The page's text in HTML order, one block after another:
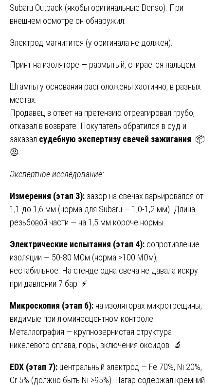
Subaru Outback (якобы оригинальные Denso). При
внешнем осмотре он обнаружил:
Электрод магнитится (у оригинала не должен).
Принт на изоляторе — размытый, стирается пальцем.
Штампы у основания расположены хаотично, в разных
местах.
Продавец в ответ на претензию отреагировал грубо,
отказал в возврате. Покупатель обратился в суд и
заказал судебную экспертизу свечей зажигания . 📦
😡
Экспертное исследование:
Измерения (этап 3): зазор на свечах варьировался от
1,1 до 1,6 мм (норма для Subaru — 1,0-1,2 мм). Длина
резьбовой части — на 1,5 мм короче нормы.
Электрические испытания (этап 4): сопротивление
изоляции — 50-80 МОм (норма >100 МОм),
нестабильное. На стенде одна свеча не давала искру
при давлении 7 бар. ⚡
Микроскопия (этап 6): на изоляторах микротрещины,
видимые при люминесцентном контроле.
Металлография — крупнозернистая структура
никелевого сплава, поры, включения оксидов. 🔬
EDX (этап 7): центральный электрод — Fe 70%, Ni 20%,
Cr 5% (должно быть Ni >95%). Нагар содержал кремний